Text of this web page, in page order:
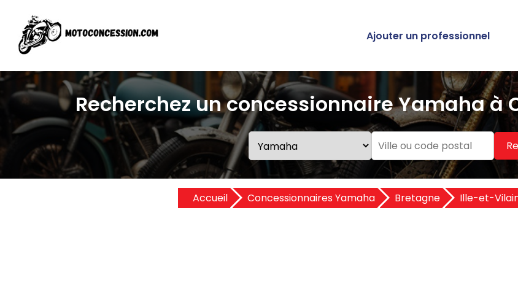
Ajouter un professionnel
Recherchez un concessionnaire Yamaha à
Accueil Concessionnaires Yamaha Bretagne Ille-et-